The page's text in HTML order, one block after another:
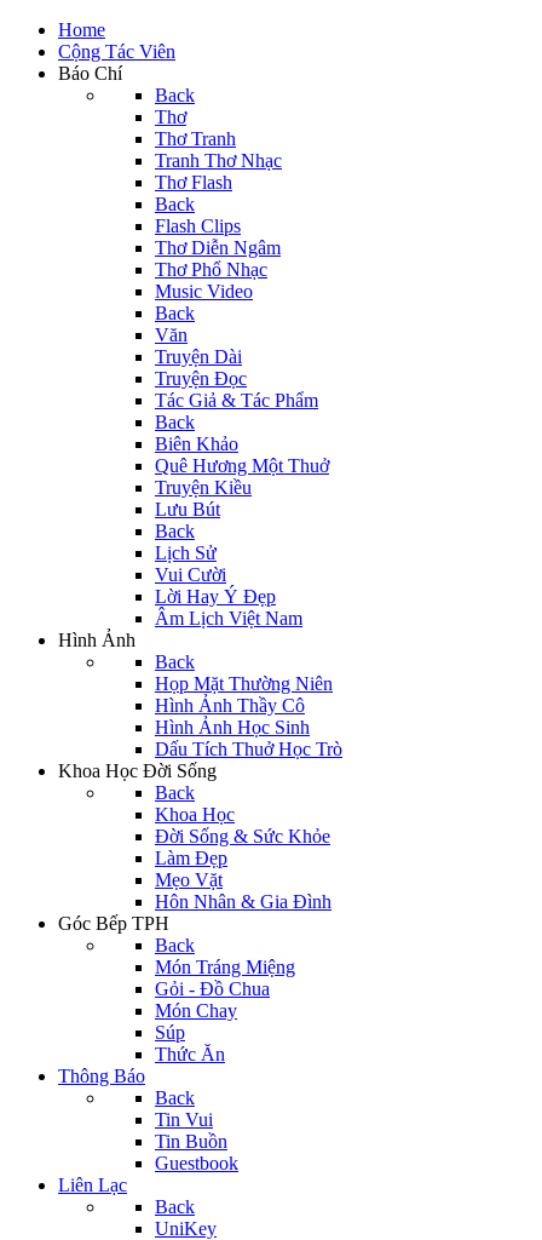
Home
Cộng Tác Viên
Báo Chí
Back
Thơ
Thơ Tranh
Tranh Thơ Nhạc
Thơ Flash
Back
Flash Clips
Thơ Diễn Ngâm
Thơ Phổ Nhạc
Music Video
Back
Văn
Truyện Dài
Truyện Đọc
Tác Giả & Tác Phẩm
Back
Biên Khảo
Quê Hương Một Thuở
Truyện Kiều
Lưu Bút
Back
Lịch Sử
Vui Cười
Lời Hay Ý Đẹp
Âm Lịch Việt Nam
Hình Ảnh
Back
Họp Mặt Thường Niên
Hình Ảnh Thầy Cô
Hình Ảnh Học Sinh
Dấu Tích Thuở Học Trò
Khoa Học Đời Sống
Back
Khoa Học
Đời Sống & Sức Khỏe
Làm Đẹp
Mẹo Vặt
Hôn Nhân & Gia Đình
Góc Bếp TPH
Back
Món Tráng Miệng
Gỏi - Đồ Chua
Món Chay
Súp
Thức Ăn
Thông Báo
Back
Tin Vui
Tin Buồn
Guestbook
Liên Lạc
Back
UniKey